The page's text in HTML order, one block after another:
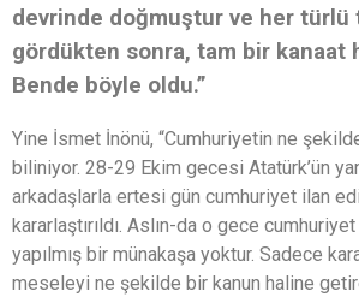
devrinde doğmuştur ve her türlü
gördükten sonra, tam bir kanaat
Bende böyle oldu.”
Yine İsmet İnönü, “Cumhuriyetin ne
biliniyor. 28-29 Ekim gecesi Atatürk’ün
arkadaşlarla ertesi gün cumhuriyet ilan
kararlaştırıldı. Aslın-da o gece
yapılmış bir münakaşa yoktur. Sadece
meseleyi ne şekilde bir kanun haline